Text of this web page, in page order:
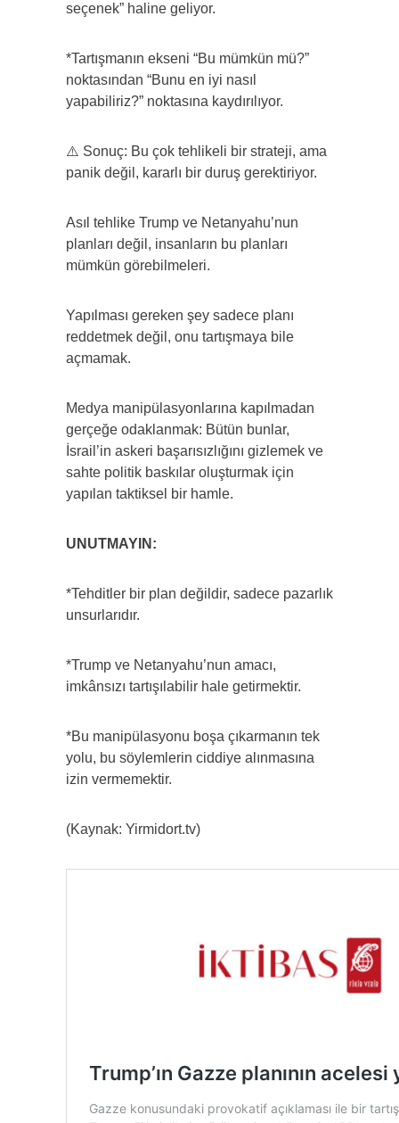
seçenek” haline geliyor.
*Tartışmanın ekseni “Bu mümkün mü?”
noktasından “Bunu en iyi nasıl
yapabiliriz?” noktasına kaydırılıyor.
⚠️ Sonuç: Bu çok tehlikeli bir strateji, ama
panik değil, kararlı bir duruş gerektiriyor.
Asıl tehlike Trump ve Netanyahu’nun
planları değil, insanların bu planları
mümkün görebilmeleri.
Yapılması gereken şey sadece planı
reddetmek değil, onu tartışmaya bile
açmamak.
Medya manipülasyonlarına kapılmadan
gerçeğe odaklanmak: Bütün bunlar,
İsrail’in askeri başarısızlığını gizlemek ve
sahte politik baskılar oluşturmak için
yapılan taktiksel bir hamle.
UNUTMAYIN:
*Tehditler bir plan değildir, sadece pazarlık
unsurlarıdır.
*Trump ve Netanyahu’nun amacı,
imkânsızı tartışılabilir hale getirmektir.
*Bu manipülasyonu boşa çıkarmanın tek
yolu, bu söylemlerin ciddiye alınmasına
izin vermemektir.
(Kaynak: Yirmidort.tv)